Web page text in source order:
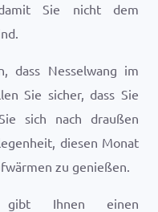
damit Sie nicht dem
dass Nesselwang im
Sie sicher, dass Sie
sich nach draußen
diesen Monat
zu genießen.
gibt Ihnen einen